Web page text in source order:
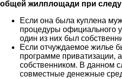
общей жилплощади при
Если она была куплена
процедуры официального
один из них был
Если отчуждаемое жилье
программе приватизации,
собственником. В данном
совместные денежные